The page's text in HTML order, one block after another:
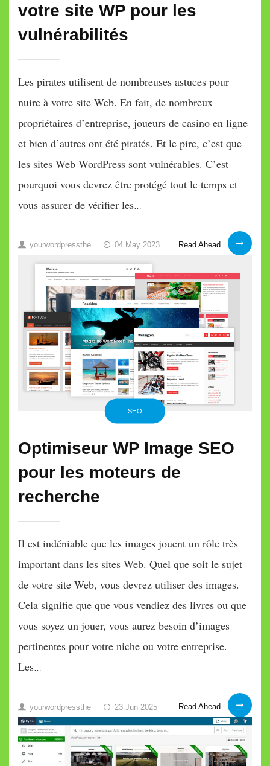
votre site WP pour les
vulnérabilités
Les pirates utilisent de nombreuses astuces pour
nuire à votre site Web. En fait, de nombreux
propriétaires d’entreprise, joueurs de casino en ligne
et bien d’autres ont été piratés. Et le pire, c’est que
les sites Web WordPress sont vulnérables. C’est
pourquoi vous devrez être protégé tout le temps et
vous assurer de vérifier les
yourwordpressthe 04 May 2023 Read Ahead
Outils
gratuits
analyser
site
WP
pour
les
vulnérabilités
SEO
Optimiseur WP Image SEO
pour les moteurs de
recherche
Il est indéniable que les images jouent un rôle très
important dans les sites Web. Quel que soit le sujet
de votre site Web, vous devrez utiliser des images.
Cela signifie que que vous vendiez des livres ou que
vous soyez un jouer, vous aurez besoin d’images
pertinentes pour votre niche ou votre entreprise.
Les…
yourwordpressthe 23 Jun 2025 Read Ahead
Optimiseur
WP
Image
SEO
pour